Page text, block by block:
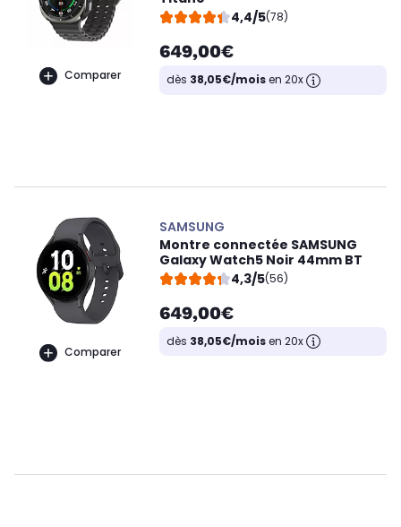
Comparer
4,4/5(78)
649,00€
dès 38,05€/moisen 20x
Comparer
SAMSUNG
Montre connectée SAMSUNG
Galaxy Watch5 Noir 44mm BT
4,3/5(56)
649,00€
dès 38,05€/moisen 20x